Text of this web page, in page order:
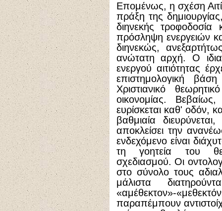
Επομένως, η σχέση
πράξη της
διηνεκής
πρόσληψη ενεργειών
διηνεκώς,
ανώτατη αρχή. Ο
ενεργού αιτιότητας
επιστημολογική
Χριστιανικό
οικονομίας.
ευρίσκεται καθ' οδόν,
βαθμιαία
αποκλείσει την
ενδεχόμενο είναι
τη γοητεία του
σχεδιασμού. Οι
στο σύνολο τους
μάλιστα
«αμέθεκτον»-
παραπέμπουν